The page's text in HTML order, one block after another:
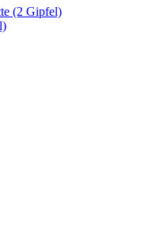
(2 Gipfel)